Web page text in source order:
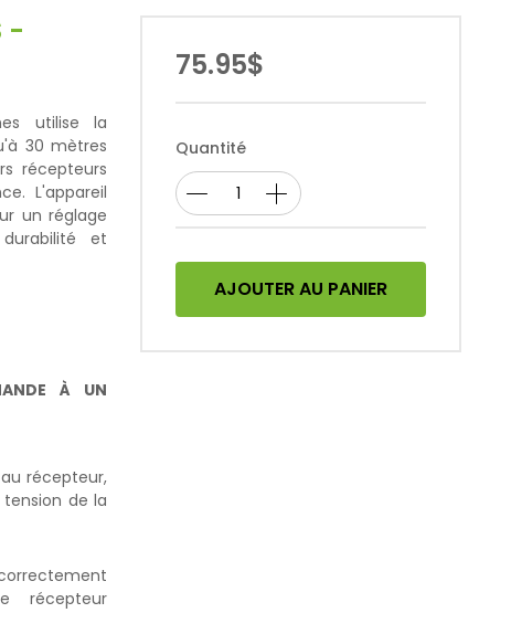
-
utilise la
30 mètres
récepteurs
L'appareil
un réglage
et
À UN
récepteur,
tension de la
récepteur
75.95$
Quantité
AJOUTER AU PANIER